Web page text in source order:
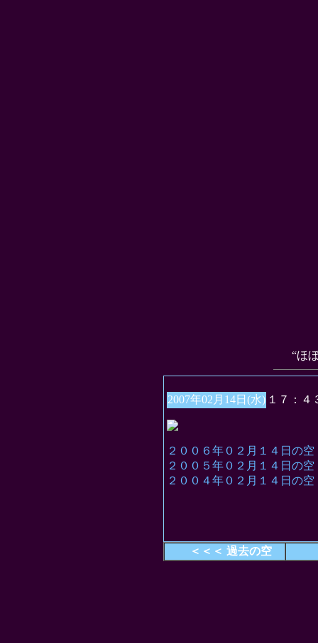
“ほ
2007年02月14日(水) １７：４
２００６年０２月１４日の空
２００５年０２月１４日の空
２００４年０２月１４日の空
＜＜＜ 過去の空